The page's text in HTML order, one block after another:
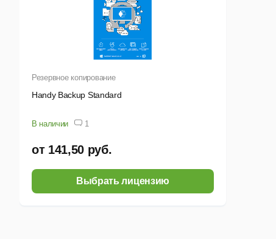
Резервное копирование
Handy Backup Standard
В наличии 1
от 141,50 руб.
Выбрать лицензию